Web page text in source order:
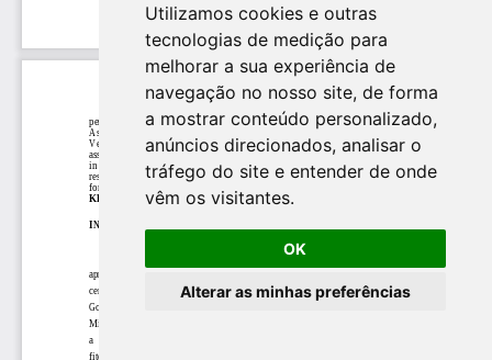
Utilizamos cookies e outras
tecnologias de medição para
melhorar a sua experiência de
navegação no nosso site, de forma
a mostrar conteúdo personalizado,
anúncios direcionados, analisar o
tráfego do site e entender de onde
vêm os visitantes.
OK
Alterar as minhas preferências
Utilizamos cookies e outras
tecnologias de medição para
melhorar a sua experiência de
navegação no nosso site, de forma
a mostrar conteúdo personalizado,
anúncios direcionados, analisar o
tráfego do site e entender de onde
vêm os visitantes.
OK
Alterar as minhas preferências